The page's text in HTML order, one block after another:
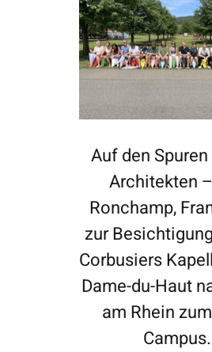
Auf den
Architekten
Ronchamp,
zur
Corbusiers
Dame-du-Haut
am Rhein
Campus.